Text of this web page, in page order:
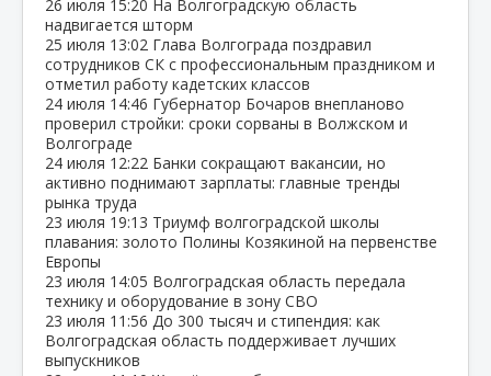
26 июля 15:20 На Волгоградскую область
надвигается шторм
25 июля 13:02 Глава Волгограда поздравил
сотрудников СК с профессиональным праздником и
отметил работу кадетских классов
24 июля 14:46 Губернатор Бочаров внепланово
проверил стройки: сроки сорваны в Волжском и
Волгограде
24 июля 12:22 Банки сокращают вакансии, но
активно поднимают зарплаты: главные тренды
рынка труда
23 июля 19:13 Триумф волгоградской школы
плавания: золото Полины Козякиной на первенстве
Европы
23 июля 14:05 Волгоградская область передала
технику и оборудование в зону СВО
23 июля 11:56 До 300 тысяч и стипендия: как
Волгоградская область поддерживает лучших
выпускников